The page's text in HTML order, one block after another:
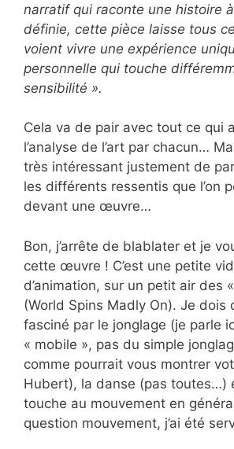
narratif qui raconte une histoire
définie, cette pièce laisse tous
voient vivre une expérience
personnelle qui touche
sensibilité ».
Cela va de pair avec tout ce qui
l’analyse de l’art par chacun…
très intéressant justement de
les différents ressentis que l’on
devant une œuvre…
Bon, j’arrête de blablater et je
cette œuvre ! C’est une petite
d’animation, sur un petit air des
(World Spins Madly On). Je dois
fasciné par le jonglage (je parle
« mobile », pas du simple
comme pourrait vous montrer
Hubert), la danse (pas toutes…)
touche au mouvement en
question mouvement, j’ai été